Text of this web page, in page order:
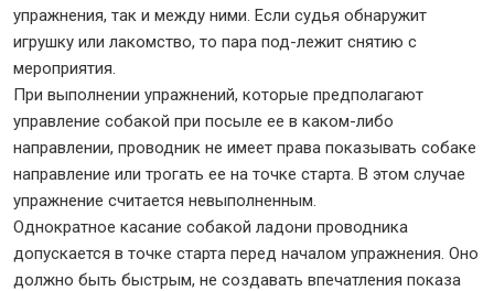
упражнения, так и между ними. Если судья обнаружит
игрушку или лакомство, то пара под-лежит снятию с
мероприятия.
При выполнении упражнений, которые предполагают
управление собакой при посыле ее в каком-либо
направлении, проводник не имеет права показывать собаке
направление или трогать ее на точке старта. В этом случае
упражнение считается невыполненным.
Однократное касание собакой ладони проводника
допускается в точке старта перед началом упражнения. Оно
должно быть быстрым, не создавать впечатления показа